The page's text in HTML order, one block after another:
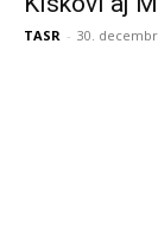
TASR - 30.